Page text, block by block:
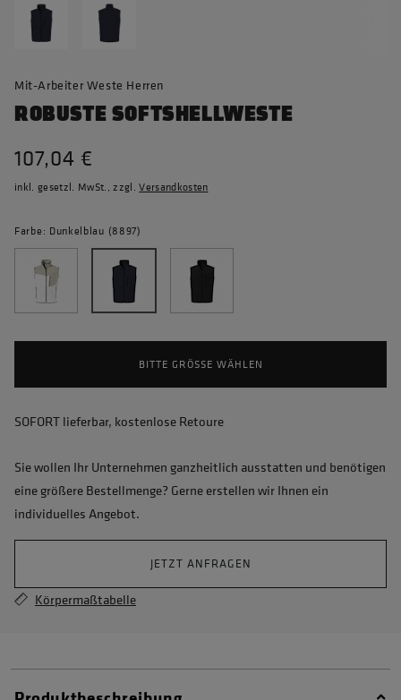
Mit-Arbeiter Weste Herren
ROBUSTE SOFTSHELLWESTE
107,04 €
inkl. gesetzl. MwSt., zzgl.Versandkosten
Farbe: Dunkelblau (8897)
BITTE GRÖSSE WÄHLEN
SOFORT lieferbar, kostenlose Retoure
Sie wollen Ihr Unternehmen ganzheitlich ausstatten und benötigen
eine größere Bestellmenge? Gerne erstellen wir Ihnen ein
individuelles Angebot.
JETZT ANFRAGEN
Körpermaßtabelle